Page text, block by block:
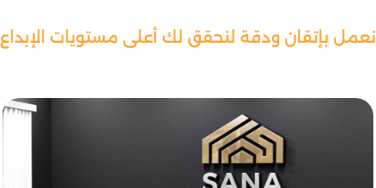
نعمل بإتقان ودقة لنحقق لك أعلى مستويات الإبداع